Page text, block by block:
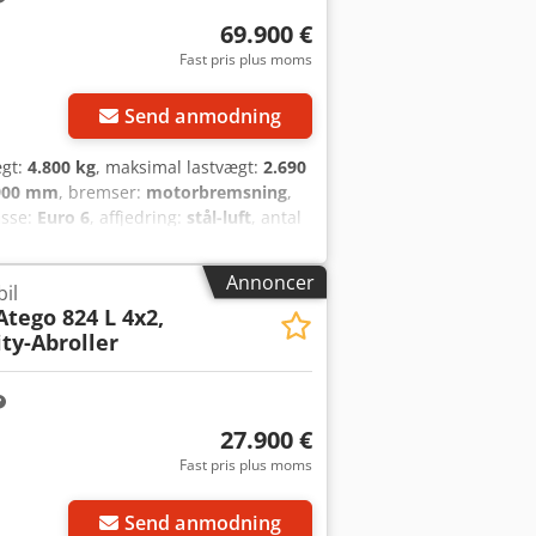
forbeholdes!
69.900 €
Fast pris plus moms
Send anmodning
4.800 kg, maksimal lastvægt: 2.690
mm, bremser: motorbremsning,
Euro 6, affjedring: stål-luft, antal
elektronisk stabilitetsprogram
traktionskontrol, Køretøjets
opvarmede spejle, elrude
traction control
hydraulisk tværlås,
HIAB Multilift XR5S3250-HJ-N til
flammestartanlæg,
dagskørelys, CC-førerhus. Kan
H Euepcsrf Reservehjul fås mod
garanti, forbehold for ændringer,
Annoncer
824 L 4x2,
Abroller
27.900 €
Fast pris plus moms
Send anmodning